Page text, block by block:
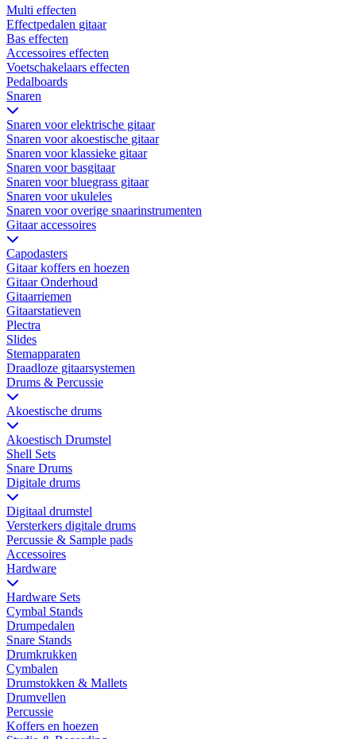
Multi effecten
Effectpedalen gitaar
Bas effecten
Accessoires effecten
Voetschakelaars effecten
Pedalboards
Snaren
Snaren voor elektrische gitaar
Snaren voor akoestische gitaar
Snaren voor klassieke gitaar
Snaren voor basgitaar
Snaren voor bluegrass gitaar
Snaren voor ukuleles
Snaren voor overige snaarinstrumenten
Gitaar accessoires
Capodasters
Gitaar koffers en hoezen
Gitaar Onderhoud
Gitaarriemen
Gitaarstatieven
Plectra
Slides
Stemapparaten
Draadloze gitaarsystemen
Drums & Percussie
Akoestische drums
Akoestisch Drumstel
Shell Sets
Snare Drums
Digitale drums
Digitaal drumstel
Versterkers digitale drums
Percussie & Sample pads
Accessoires
Hardware
Hardware Sets
Cymbal Stands
Drumpedalen
Snare Stands
Drumkrukken
Cymbalen
Drumstokken & Mallets
Drumvellen
Percussie
Koffers en hoezen